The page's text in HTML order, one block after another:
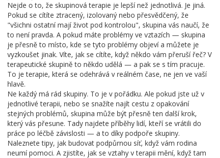
Nejde o to, že skupinová terapie je lepší než jednotlivá. Je jiná.
Pokud se cítíte ztracený, izolovaný nebo přesvědčený, že
"všichni ostatní mají život pod kontrolou", skupina vás naučí, že
to není pravda. A pokud máte problémy ve vztazích — skupina
je přesně to místo, kde se tyto problémy objeví a můžete je
vyzkoušet jinak. Víte, jak se cítíte, když někdo vám přeruší řeč? V
terapeutické skupině to někdo udělá — a pak se s tím pracuje.
To je terapie, která se odehrává v reálném čase, ne jen ve vaší
hlavě.
Ne každý má rád skupiny. To je v pořádku. Ale pokud jste už v
jednotlivé terapii, nebo se snažíte najít cestu z opakování
stejných problémů, skupina může být přesně ten další krok,
který vás přesune. Tady najdete příběhy lidí, kteří se vrátili do
práce po léčbě závislosti — a to díky podpoře skupiny.
Naleznete tipy, jak budovat podpůrnou síť, když vám rodina
neumí pomoci. A zjistíte, jak se vztahy v terapii mění, když tam